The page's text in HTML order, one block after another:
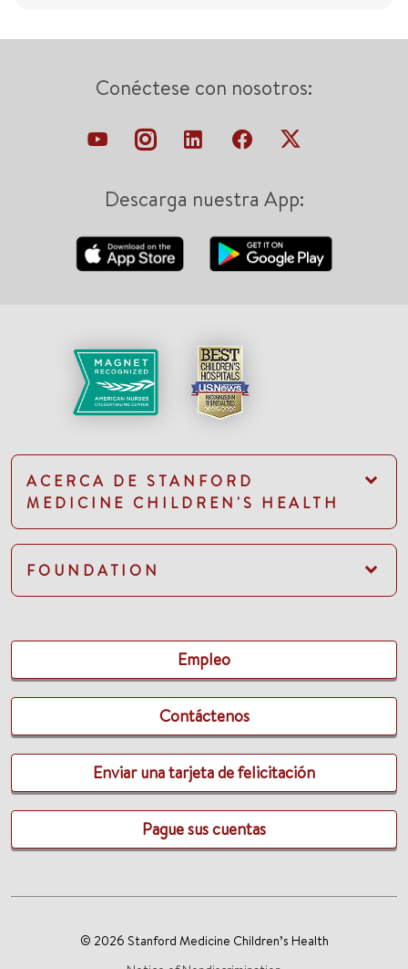
Conéctese con nosotros:
Descarga nuestra App:
ACERCA DE STANFORD
MEDICINE CHILDREN'S HEALTH
FOUNDATION
Empleo
Contáctenos
Enviar una tarjeta de felicitación
Pague sus cuentas
© 2026 Stanford Medicine Children’s Health